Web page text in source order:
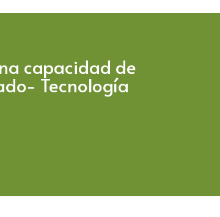
capacidad de
Tecnología